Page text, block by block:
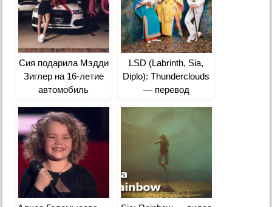
Сия подарила Мэдди
Зиглер на 16-летие
автомобиль
LSD (Labrinth, Sia,
Diplo): Thunderclouds
— перевод